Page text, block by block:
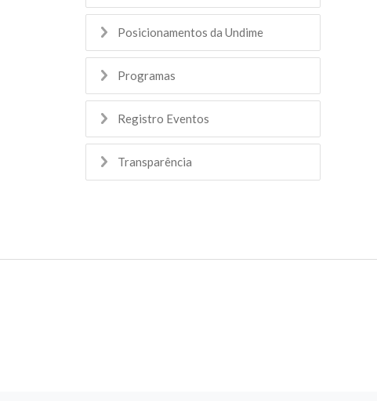
Posicionamentos da Undime
Programas
Registro Eventos
Transparência